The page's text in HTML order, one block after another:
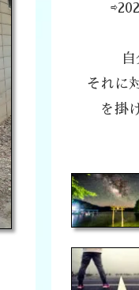
それに
を掛